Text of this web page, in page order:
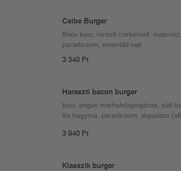
Csibe Burger
Briós buci, rántott csirkemell,
paradicsom, ementáli sajt
3 340 Ft
Haraszti bacon burger
buci, angus marhahúspogácsa, sült
lila hagyma, paradicsom, jégsaláta
3 940 Ft
Klasszik burger